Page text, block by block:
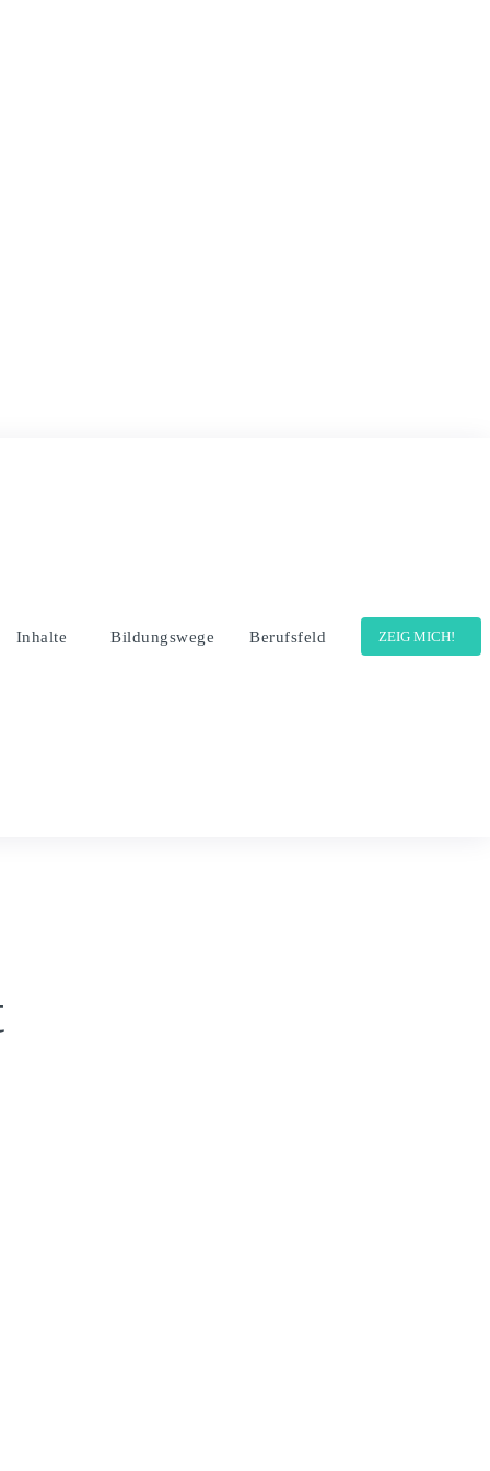
Inhalte Bildungswege Berufsfeld ZEIG MICH!